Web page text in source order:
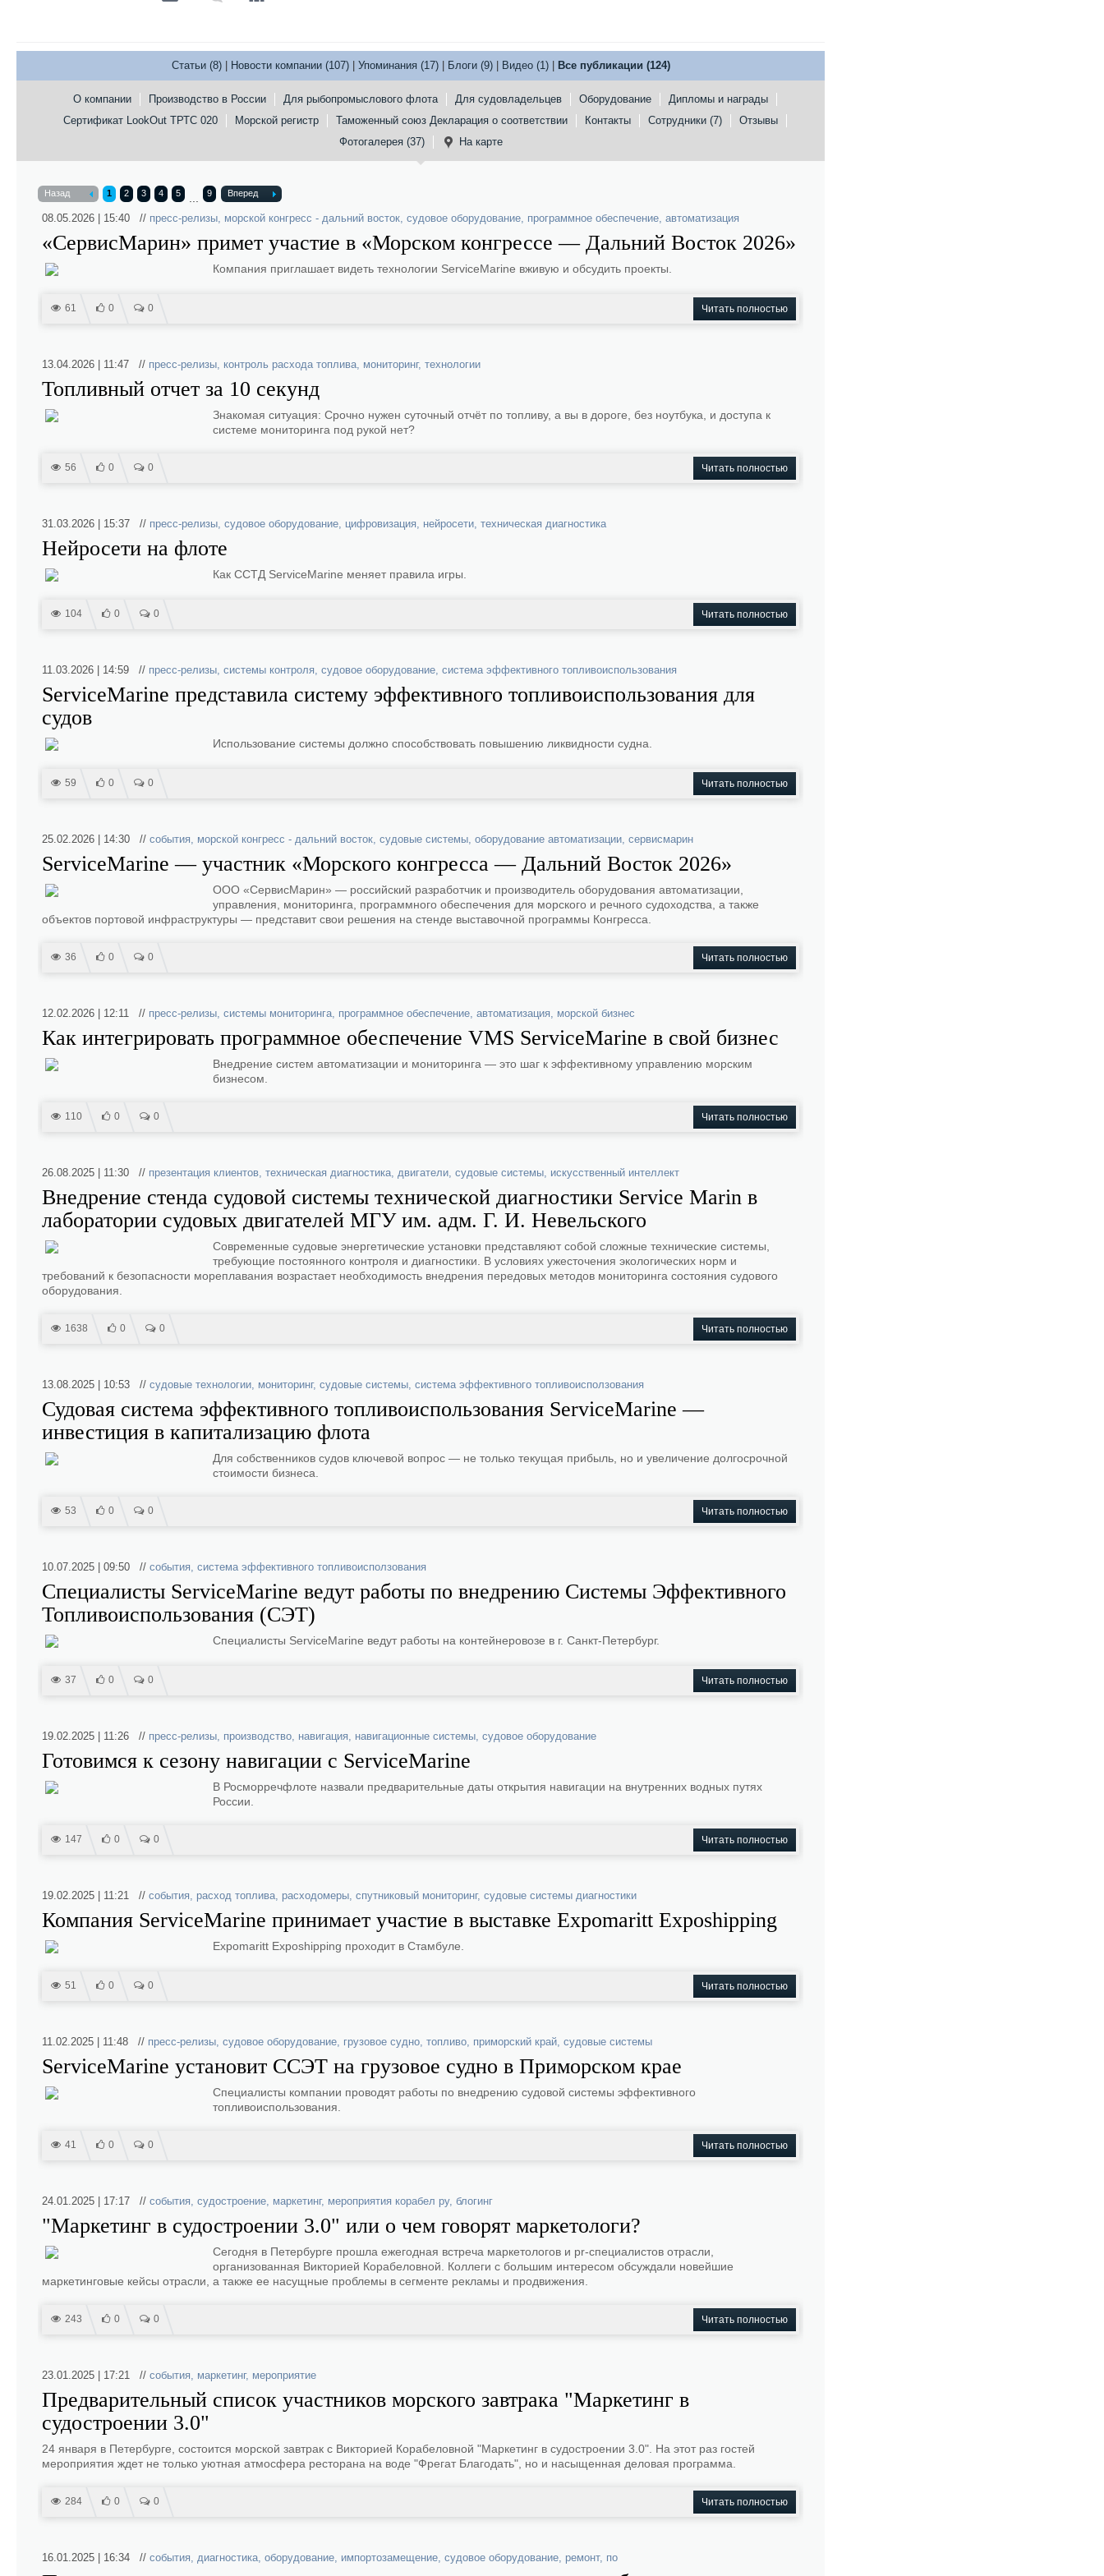
Статьи (8)| Новости компании (107)| Упоминания (17)| Блоги (9)| Видео (1)| Все публикации (124)
О компании Производство в России Для рыбопромыслового флота Для судовладельцев Оборудование
Дипломы и награды
Сертификат LookOut ТРТС 020
Морской регистр Таможенный союз Декларация о соответствии Контакты Сотрудники (7)
Отзывы
Фотогалерея (37)
На карте
Назад 1 2 3 4 5 9 Вперед
08.05.2026 | 15:40 // пресс-релизы, морской конгресс - дальний восток, судовое оборудование, программное обеспечение, автоматизация
«СервисМарин» примет участие в «Морском конгрессе — Дальний Восток 2026»
Компания приглашает видеть технологии ServiceMarine вживую и обсудить проекты.
61 0 0 Читать полностью
13.04.2026 | 11:47 // пресс-релизы, контроль расхода топлива, мониторинг, технологии
Топливный отчет за 10 секунд
Знакомая ситуация: Срочно нужен суточный отчёт по топливу, а вы в дороге, без ноутбука, и доступа к
системе мониторинга под рукой нет?
56 0 0 Читать полностью
31.03.2026 | 15:37 // пресс-релизы, судовое оборудование, цифровизация, нейросети, техническая диагностика
Нейросети на флоте
Как ССТД ServiceMarine меняет правила игры.
104 0 0 Читать полностью
11.03.2026 | 14:59 // пресс-релизы, системы контроля, судовое оборудование, система эффективного топливоиспользования
ServiceMarine представила систему эффективного топливоиспользования для
судов
Использование системы должно способствовать повышению ликвидности судна.
59 0 0 Читать полностью
25.02.2026 | 14:30 // события, морской конгресс - дальний восток, судовые системы, оборудование автоматизации, сервисмарин
ServiceMarine — участник «Морского конгресса — Дальний Восток 2026»
ООО «СервисМарин» — российский разработчик и производитель оборудования автоматизации,
управления, мониторинга, программного обеспечения для морского и речного судоходства, а также
объектов портовой инфраструктуры — представит свои решения на стенде выставочной программы Конгресса.
36 0 0 Читать полностью
12.02.2026 | 12:11 // пресс-релизы, системы мониторинга, программное обеспечение, автоматизация, морской бизнес
Как интегрировать программное обеспечение VMS ServiceMarine в свой бизнес
Внедрение систем автоматизации и мониторинга — это шаг к эффективному управлению морским
бизнесом.
110 0 0 Читать полностью
26.08.2025 | 11:30 // презентация клиентов, техническая диагностика, двигатели, судовые системы, искусственный интеллект
Внедрение стенда судовой системы технической диагностики Service Marin в
лаборатории судовых двигателей МГУ им. адм. Г. И. Невельского
Современные судовые энергетические установки представляют собой сложные технические системы,
требующие постоянного контроля и диагностики. В условиях ужесточения экологических норм и
требований к безопасности мореплавания возрастает необходимость внедрения передовых методов мониторинга состояния судового
оборудования.
1638 0 0 Читать полностью
13.08.2025 | 10:53 // судовые технологии, мониторинг, судовые системы, система эффективного топливоисползования
Судовая система эффективного топливоиспользования ServiceMarine —
инвестиция в капитализацию флота
Для собственников судов ключевой вопрос — не только текущая прибыль, но и увеличение долгосрочной
стоимости бизнеса.
53 0 0 Читать полностью
10.07.2025 | 09:50 // события, система эффективного топливоисползования
Специалисты ServiceMarine ведут работы по внедрению Системы Эффективного
Топливоиспользования (СЭТ)
Специалисты ServiceMarine ведут работы на контейнеровозе в г. Санкт-Петербург.
37 0 0 Читать полностью
19.02.2025 | 11:26 // пресс-релизы, производство, навигация, навигационные системы, судовое оборудование
Готовимся к сезону навигации с ServiceMarine
В Росморречфлоте назвали предварительные даты открытия навигации на внутренних водных путях
России.
147 0 0 Читать полностью
19.02.2025 | 11:21 // события, расход топлива, расходомеры, спутниковый мониторинг, судовые системы диагностики
Компания ServiceMarine принимает участие в выставке Expomaritt Exposhipping
Expomaritt Exposhipping проходит в Стамбуле.
51 0 0 Читать полностью
11.02.2025 | 11:48 // пресс-релизы, судовое оборудование, грузовое судно, топливо, приморский край, судовые системы
ServiceMarine установит ССЭТ на грузовое судно в Приморском крае
Специалисты компании проводят работы по внедрению судовой системы эффективного
топливоиспользования.
41 0 0 Читать полностью
24.01.2025 | 17:17 // события, судостроение, маркетинг, мероприятия корабел ру, блогинг
"Маркетинг в судостроении 3.0" или о чем говорят маркетологи?
Сегодня в Петербурге прошла ежегодная встреча маркетологов и pr-специалистов отрасли,
организованная Викторией Корабеловной. Коллеги с большим интересом обсуждали новейшие
маркетинговые кейсы отрасли, а также ее насущные проблемы в сегменте рекламы и продвижения.
243 0 0 Читать полностью
23.01.2025 | 17:21 // события, маркетинг, мероприятие
Предварительный список участников морского завтрака "Маркетинг в
судостроении 3.0"
24 января в Петербурге, состоится морской завтрак с Викторией Корабеловной "Маркетинг в судостроении 3.0". На этот раз гостей
мероприятия ждет не только уютная атмосфера ресторана на воде "Фрегат Благодать", но и насыщенная деловая программа.
284 0 0 Читать полностью
16.01.2025 | 16:34 // события, диагностика, оборудование, импортозамещение, судовое оборудование, ремонт, по